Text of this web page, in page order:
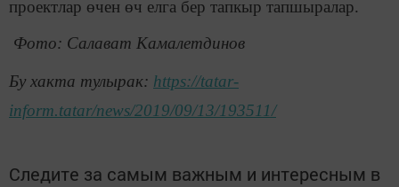
проектлар өчен өч елга бер тапкыр тапшыралар.
Фото: Салават Камалетдинов
Бу хакта тулырак: https://tatar-
inform.tatar/news/2019/09/13/193511/
Следите за самым важным и интересным в